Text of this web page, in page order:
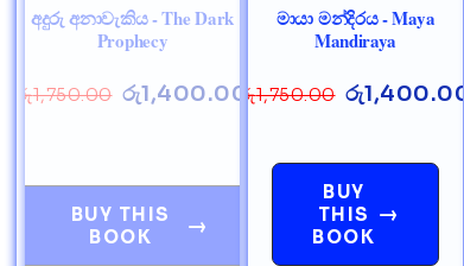
අදුරු අනාවැකිය - The Dark
Prophecy
රු1,750.00 රු1,400.00
BUY THIS
BOOK
→
මායා මන්දිරය - Maya
Mandiraya
රු1,750.00 රු1,400.00
BUY
THIS
BOOK
→